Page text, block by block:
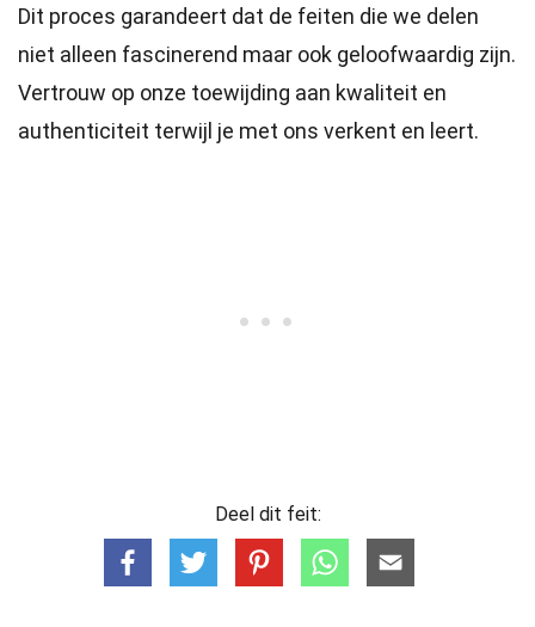
Dit proces garandeert dat de feiten die we delen
niet alleen fascinerend maar ook geloofwaardig zijn.
Vertrouw op onze toewijding aan kwaliteit en
authenticiteit terwijl je met ons verkent en leert.
Deel dit feit: